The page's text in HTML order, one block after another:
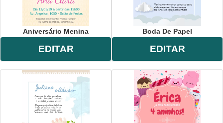
Aniversário Menina
EDITAR
Boda De Papel
EDITAR